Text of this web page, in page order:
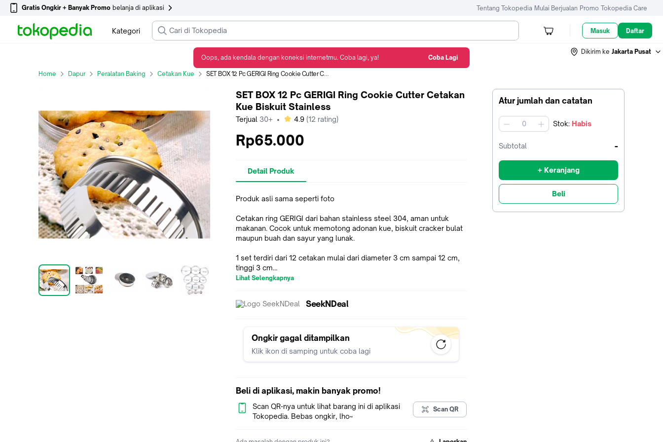
Gratis Ongkir + Banyak Promo belanja di aplikasi Tentang Tokopedia Mulai Berjualan Promo Tokopedia Care
Kategori Masuk Daftar
Dikirim ke Jakarta Pusat
Home Dapur Peralatan Baking Cetakan Kue SET BOX 12 Pc GERIGI Ring Cookie Cutter Cetakan Kue Biskuit Stainless
Atur jumlah dan catatan
jumlah Stok: Habis
Subtotal -
+ Keranjang
Beli
SET BOX 12 Pc GERIGI Ring Cookie Cutter Cetakan
Kue Biskuit Stainless
Terjual 30+ • bintang
4.9 (12 rating)
Rp65.000
Detail Produk
Produk asli sama seperti foto
Cetakan ring GERIGI dari bahan stainless steel 304, aman untuk
makanan. Cocok untuk memotong adonan kue, biskuit cracker bulat
maupun buah dan sayur yang lunak.
1 set terdiri dari 12 cetakan mulai dari diameter 3 cm sampai 12 cm,
tinggi 3 cm
Dilengkapi dengan tempat penyimpanan dari bahan stainless steel
SEMUA PRODUK READY STOCK, SELAMA MASIH BISA DIORDER
FREE BUBBLE WRAP UNTUK SETIAP PEMBELIAN
PRODUK SELALU KITA CEK SEBELUM DIKIRIM
Lihat Selengkapnya
SeekNDeal
Ongkir gagal ditampilkan
Klik ikon di samping untuk coba lagi
Beli di aplikasi, makin banyak promo!
Scan QR-nya untuk lihat barang ini di aplikasi
Tokopedia. Bebas ongkir, lho~
Scan QR
Oops, ada kendala dengan koneksi internetmu. Coba lagi, ya! Coba Lagi